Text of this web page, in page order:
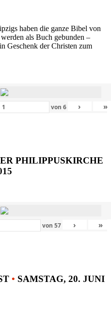
haben die ganze Bibel von
als Buch gebunden –
Geschenk der Christen zum
von 6 › »
PHILIPPUSKIRCHE
von57 › »
• SAMSTAG, 20. JUNI